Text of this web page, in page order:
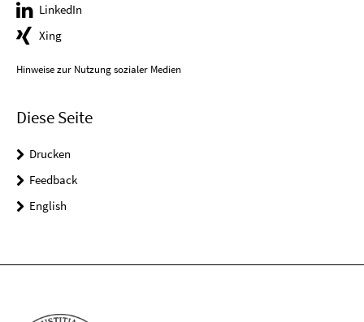
LinkedIn
Xing
Hinweise zur Nutzung sozialer Medien
Diese Seite
Drucken
Feedback
English